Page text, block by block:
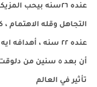
عنده ٢٦سنه بيحب
التجاهل وقله
عنده ٢٢ سنه ،
تأثير في العالم